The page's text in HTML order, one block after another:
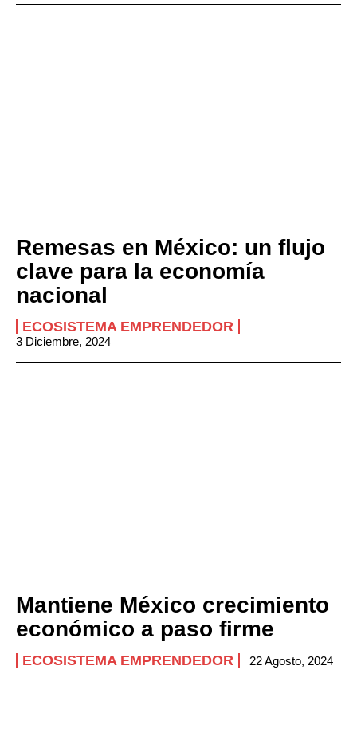
Remesas en México: un flujo
clave para la economía
nacional
ECOSISTEMA EMPRENDEDOR
3 Diciembre, 2024
Mantiene México crecimiento
económico a paso firme
ECOSISTEMA EMPRENDEDOR 22 Agosto, 2024